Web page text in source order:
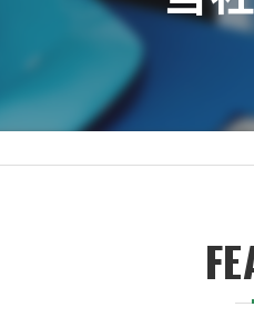
屋根点検
室内＆外構リフォーム